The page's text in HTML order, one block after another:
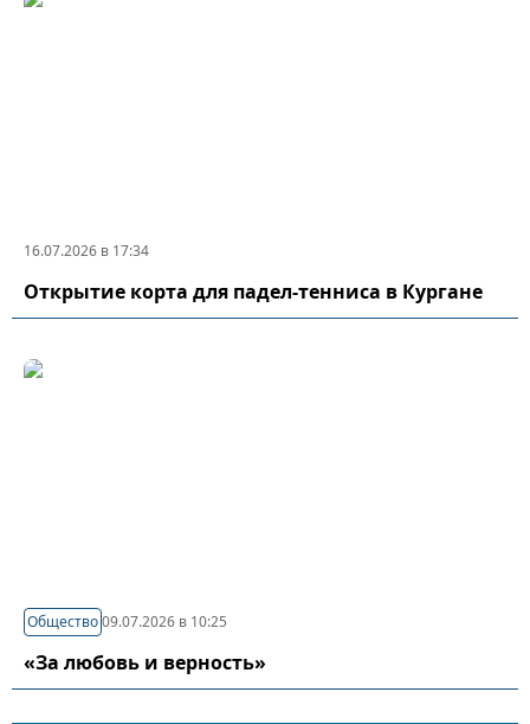
16.07.2026 в 17:34
Открытие корта для падел-тенниса в Кургане
Общество09.07.2026 в 10:25
«За любовь и верность»